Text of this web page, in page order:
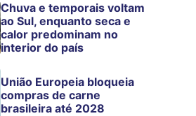
Chuva e temporais voltam
ao Sul, enquanto seca e
calor predominam no
interior do país
União Europeia bloqueia
compras de carne
brasileira até 2028